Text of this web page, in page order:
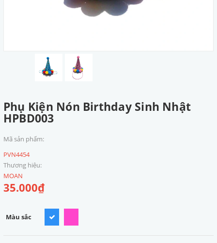
Phụ Kiện Nón Birthday Sinh Nhật
HPBD003
Mã sản phẩm:
PVN4454
Thương hiệu:
MOAN
35.000₫
Màu sắc